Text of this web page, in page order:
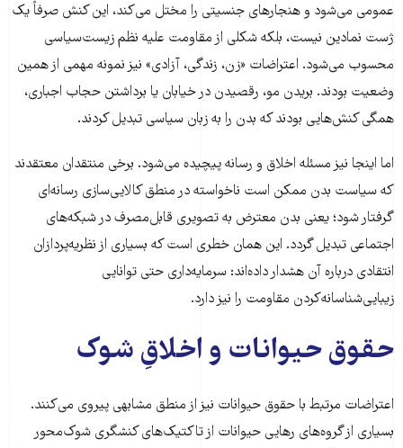
عمومی می‌شود و هنجارهای جنسیتی را مختل می‌کند، این کنش صرفاً یک
ژست نمادین نیست، بلکه شکلی از مقاومت علیه نظم زیست‌سیاسی
محسوب می‌شود. اعتراضات «زن، زندگی، آزادی» نیز نمونه مهمی از همین
وضعیت بودند. بریدن مو، رقصیدن در خیابان یا برداشتن حجاب اجباری،
همگی کنش‌هایی بودند که بدن را به زبان سیاسی تبدیل کردند.
اما اینجا نیز مسئله اخلاق و رسانه پیچیده می‌شود. برخی منتقدان معتقدند
که سیاست بدن ممکن است ناخواسته در منطق کالایی‌سازی رسانه‌ای
گرفتار شود؛ یعنی بدن معترض به تصویری قابل‌مصرف در شبکه‌های
اجتماعی تبدیل گردد. این همان خطری است که بسیاری از نظریه‌پردازان
انتقادی درباره آن هشدار داده‌اند: سرمایه‌داری حتی توانایی
زیبایی‌شناسانه‌کردن مقاومت را نیز دارد.
حقوق حیوانات و اخلاقِ شوک
اعتراضات مرتبط با حقوق حیوانات نیز از منطق مشابهی پیروی می‌کنند.
بسیاری از گروه‌های رهایی حیوانات از تاکتیک‌های کنشگری شوک‌محور